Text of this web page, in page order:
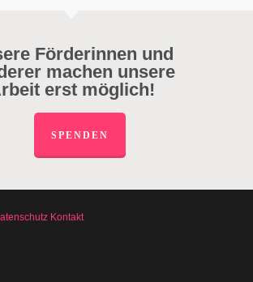
Förderinnen und
machen unsere
erst möglich!
SPENDEN
Kontakt